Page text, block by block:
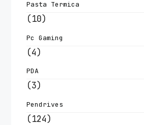
Pasta Termica
(10)
Pc Gaming
(4)
PDA
(3)
Pendrives
(124)